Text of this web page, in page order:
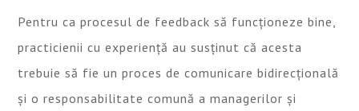
Pentru ca procesul de feedback să funcționeze bine,
practicienii cu experiență au susținut că acesta
trebuie să fie un proces de comunicare bidirecțională
și o responsabilitate comună a managerilor și